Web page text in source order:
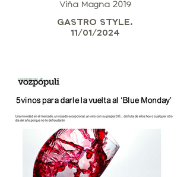
Viña Magna 2019
GASTRO STYLE.
11/01/2024